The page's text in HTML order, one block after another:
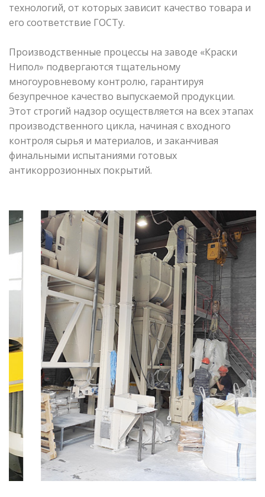
технологий, от которых зависит качество товара и
его соответствие ГОСТу.
Производственные процессы на заводе «Краски
Нипол» подвергаются тщательному
многоуровневому контролю, гарантируя
безупречное качество выпускаемой продукции.
Этот строгий надзор осуществляется на всех этапах
производственного цикла, начиная с входного
контроля сырья и материалов, и заканчивая
финальными испытаниями готовых
антикоррозионных покрытий.